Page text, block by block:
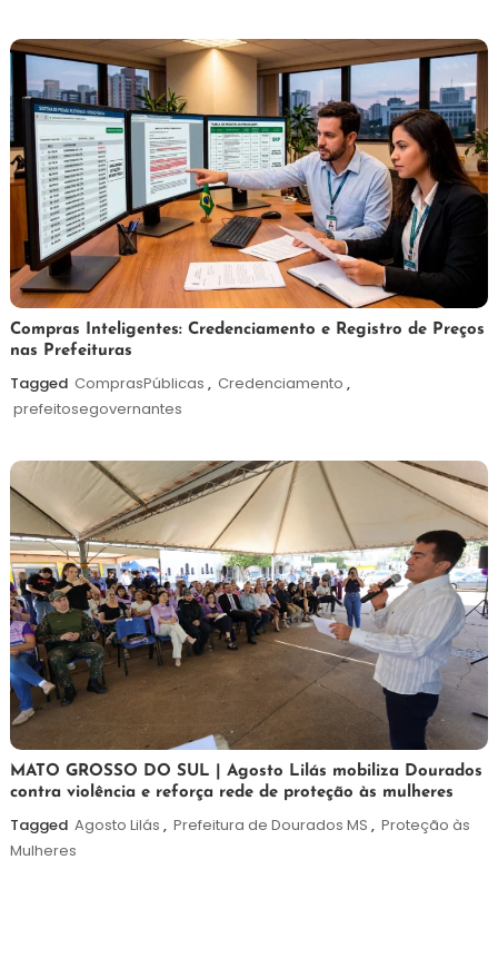
2026
6
de
agosto
de
Redação
Compras Inteligentes: Credenciamento e Registro de Preços
nas Prefeituras
Tagged ComprasPúblicas , Credenciamento ,
prefeitosegovernantes
5
de
agosto
de
Maurilio
MATO GROSSO DO SUL | Agosto Lilás mobiliza Dourados
contra violência e reforça rede de proteção às mulheres
Tagged Agosto Lilás , Prefeitura de Dourados MS , Proteção às
Mulheres